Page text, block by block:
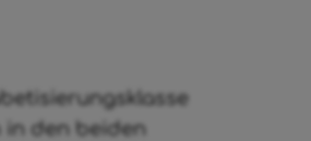
in den beiden